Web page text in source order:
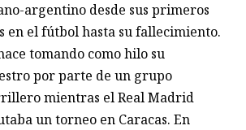
argentino desde sus primeros
en el fútbol hasta su fallecimiento.
tomando como hilo su
por parte de un grupo
mientras el Real Madrid
un torneo en Caracas. En